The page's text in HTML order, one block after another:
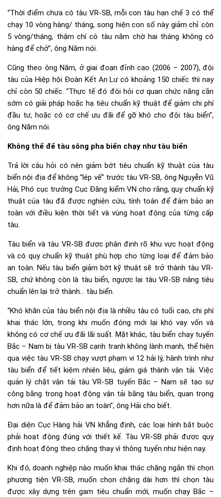
“Thời điểm chưa có tàu VR-SB, mỗi con tàu hạn chế 3 có thể
chạy 10 vòng hàng/ tháng, song hiện con số này giảm chỉ còn
5 vòng/tháng, thậm chí có tàu nằm chờ hai tháng không có
hàng để chở”, ông Năm nói.
Cũng theo ông Năm, ở giai đoạn đỉnh cao (2006 – 2007), đội
tàu của Hiệp hội Đoàn Kết An Lư có khoảng 150 chiếc thì nay
chỉ còn 50 chiếc. “Thực tế đó đòi hỏi cơ quan chức năng cần
sớm có giải pháp hoặc hạ tiêu chuẩn kỹ thuật để giảm chi phí
đầu tư, hoặc có cơ chế ưu đãi để gỡ khó cho đội tàu biển”,
ông Năm nói.
Không thể để tàu sông pha biển chạy như tàu biển
Trả lời câu hỏi có nên giảm bớt tiêu chuẩn kỹ thuật của tàu
biển nội địa để không “lép vế” trước tàu VR-SB, ông Nguyễn Vũ
Hải, Phó cục trưởng Cục Đăng kiểm VN cho rằng, quy chuẩn kỹ
thuật của tàu đã được nghiên cứu, tính toán để đảm bảo an
toàn với điều kiện thời tiết và vùng hoạt động của từng cấp
tàu.
Tàu biển và tàu VR-SB được phân định rõ khu vực hoạt động
và có quy chuẩn kỹ thuật phù hợp cho từng loại để đảm bảo
an toàn. Nếu tàu biển giảm bớt kỹ thuật sẽ trở thành tàu VR-
SB, chứ không còn là tàu biển, ngược lại tàu VR-SB nâng tiêu
chuẩn lên lại trở thành… tàu biển.
“Khó khăn của tàu biển nội địa là nhiều tàu có tuổi cao, chi phí
khai thác lớn, trong khi muốn đóng mới lại khó vay vốn và
không có cơ chế ưu đãi lãi suất. Mặt khác, tàu biển chạy tuyến
Bắc – Nam bị tàu VR-SB cạnh tranh không lành mạnh, thể hiện
qua việc tàu VR-SB chạy vượt phạm vi 12 hải lý, hành trình như
tàu biển để tiết kiệm nhiên liệu, giảm giá thành vận tải. Việc
quản lý chặt vận tải tàu VR-SB tuyến Bắc – Nam sẽ tạo sự
công bằng trong hoạt động vận tải bằng tàu biển, quan trọng
hơn nữa là để đảm bảo an toàn”, ông Hải cho biết.
Đại diện Cục Hàng hải VN khẳng định, các loại hình bắt buộc
phải hoạt động đúng với thiết kế. Tàu VR-SB phải được quy
định hoạt động theo chặng thay vì thông tuyến như hiện nay.
Khi đó, doanh nghiệp nào muốn khai thác chặng ngắn thì chọn
phương tiện VR-SB, muốn chọn chặng dài hơn thì chọn tàu
được xây dựng trên gam tiêu chuẩn mới, muốn chạy Bắc –